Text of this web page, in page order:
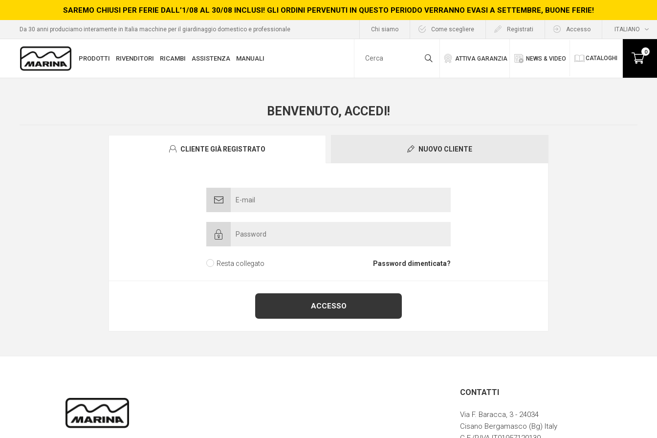
SAREMO CHIUSI PER FERIE DALL’1/08 AL 30/08 INCLUSI! GLI ORDINI PERVENUTI IN QUESTO PERIODO VERRANNO EVASI A SETTEMBRE, BUONE FERIE!
Da 30 anni produciamo interamente in Italia macchine per il giardinaggio domestico e professionale Chi siamo Come scegliere Registrati Accesso
PRODOTTI RIVENDITORI RICAMBI ASSISTENZA MANUALI ATTIVA GARANZIA NEWS & VIDEO CATALOGHI
0
BENVENUTO, ACCEDI!
CLIENTE GIÀ REGISTRATO NUOVO CLIENTE
Resta collegato Password dimenticata?
CONTATTI
Via F. Baracca, 3 - 24034
Cisano Bergamasco (Bg) Italy